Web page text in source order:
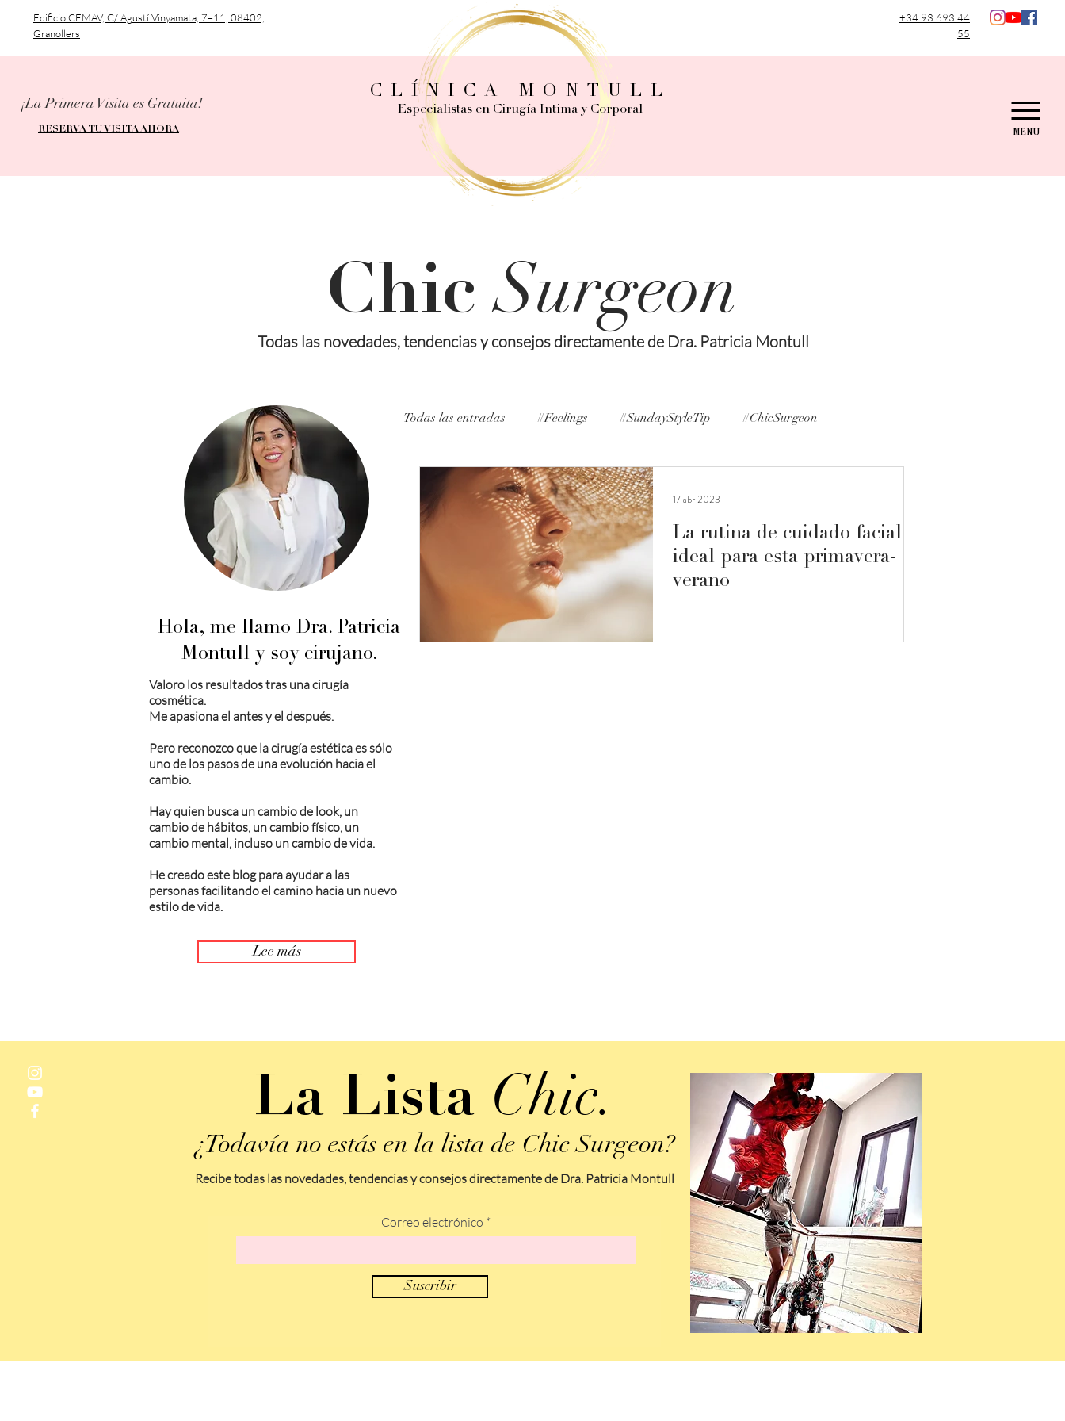
¡La Primera Visita es Gratuita!
RESERVA TU VISITA AHORA MENU
Edificio CEMAV, C/ Agustí Vinyamata, 7–11, 08402,
Granollers
+34 93 693 44
55
CLÍNICA MONTULL
Especialistas en Cirugía Intima y Corporal
ChicSurgeon
Todas las novedades, tendencias y consejos directamente de Dra. Patricia Montull
Hola, me llamo Dra. Patricia
Montull y soy cirujano.
Valoro los resultados tras una cirugía
cosmética.
Me apasiona el antes y el después.
Pero reconozco que la cirugía estética es sólo
uno de los pasos de una evolución hacia el
cambio.
Hay quien busca un cambio de look, un
cambio de hábitos, un cambio físico, un
cambio mental, incluso un cambio de vida.
He creado este blog para ayudar a las
personas facilitando el camino hacia un nuevo
estilo de vida.
Lee más
Todas las entradas #Feelings #SundayStyleTip #ChicSurgeon
#ExpertAdvice #Inspiration #Lifestyle
#PersonalExperience
La rutina de cuidado facial
ideal para esta primavera-
verano
17 abr 2023
La Lista Chic.
¿Todavía no estás en la lista de Chic Surgeon?
Correo electrónico
Suscribir
Recibe todas las novedades, tendencias y consejos directamente de Dra. Patricia Montull